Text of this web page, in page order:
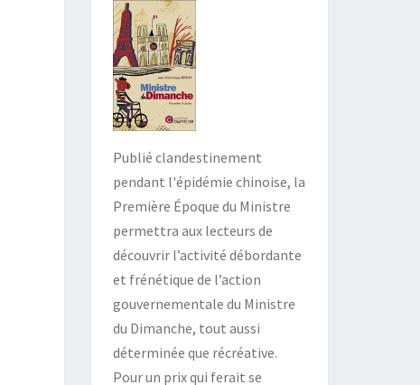
Publié clandestinement
pendant l'épidémie chinoise, la
Première Époque du Ministre
permettra aux lecteurs de
découvrir l’activité débordante
et frénétique de l’action
gouvernementale du Ministre
du Dimanche, tout aussi
déterminée que récréative.
Pour un prix qui ferait se